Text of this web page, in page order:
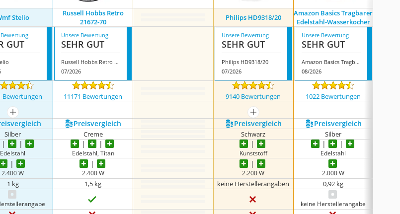
Stelio
Russell Hobbs Retro
21672-70
Philips HD9318/20
Amazon Basics Tragbarer
Edelstahl-Wasserkocher
GUT
Unsere Bewertung
SEHR GUT
Russell Hobbs Retro 21672-70
07/2026
Unsere Bewertung
SEHR GUT
Philips HD9318/20
07/2026
Unsere Bewertung
SEHR GUT
Amazon Basics Tragbarer Edelstahl-Wasserkocher
08/2026
Bewertungen 11171 Bewertungen 9140 Bewertungen 1022 Bewertungen
mehr anzeigen
mehr anzeigen
Preis­vergleich Preis­vergleich Preis­vergleich
Silber Creme Schwarz Silber
Edelstahl Edelstahl, Titan Kunststoff Edelstahl
2.400 W 2.400 W 2.200 W 2.000 W
1 kg 1,5 kg keine Herstellerangaben
0,92 kg
keine Herstellerangabe